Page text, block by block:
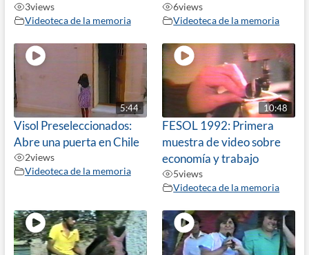
3views
Videoteca de la memoria
6views
Videoteca de la memoria
5:44
Visol Preseleccionados:
Abre una puerta en Chile
2views
Videoteca de la memoria
10:48
FESOL 1992: Primera
muestra de video sobre
economía y trabajo
5views
Videoteca de la memoria